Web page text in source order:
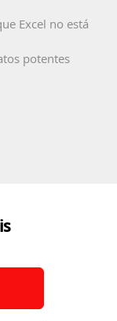
Excel no está
potentes